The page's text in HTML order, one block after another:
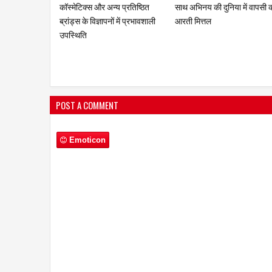
सम्मानित डॉ. मृणाल देशराज 'इश्कबाज़'
टीम को मानती है अपना परिवार
अदा, माधुरी का नृत्य और शिल्पा का
आत्मविश्वास